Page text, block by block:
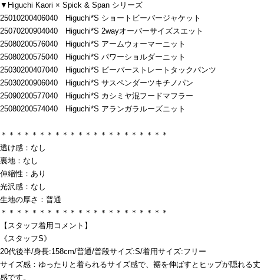
▼Higuchi Kaori × Spick & Span シリーズ
25010200406040 Higuchi*S ショートビーバージャケット
25070200904040 Higuchi*S 2wayオーバーサイズスエット
25080200576040 Higuchi*S アームウォーマーニット
25080200575040 Higuchi*S パワーショルダーニット
25030200407040 Higuchi*S ビーバーストレートタックパンツ
25030200906040 Higuchi*S サスペンダーツキチノパン
25090200577040 Higuchi*S カシミヤ混フードマフラー
25080200574040 Higuchi*S アランガラルーズニット
＊＊＊＊＊＊＊＊＊＊＊＊＊＊＊＊＊＊＊＊＊＊
透け感：なし
裏地：なし
伸縮性：あり
光沢感：なし
生地の厚さ：普通
＊＊＊＊＊＊＊＊＊＊＊＊＊＊＊＊＊＊＊＊＊＊
【スタッフ着用コメント】
《スタッフS》
20代後半/身長:158cm/普通/普段サイズ:S/着用サイズ:フリー
サイズ感：ゆったりと着られるサイズ感で、裾を伸ばすとヒップが隠れる丈
感です。